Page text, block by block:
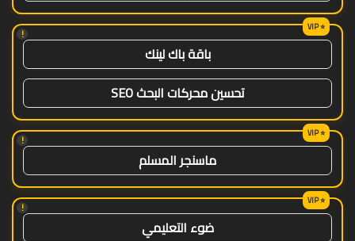
!
باقة باك لينك
تحسين محركات البحث SEO
!
ماسنجر المسلم
!
ضوء التعليمي